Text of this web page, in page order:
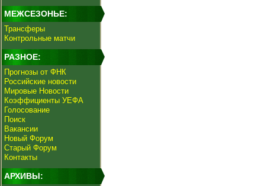
МЕЖСЕЗОНЬЕ:
Трансферы
Контрольные матчи
РАЗНОЕ:
Прогнозы от ФНК
Российские новости
Мировые Новости
Коэффициенты УЕФА
Голосование
Поиск
Вакансии
Новый Форум
Старый Форум
Контакты
АРХИВЫ: